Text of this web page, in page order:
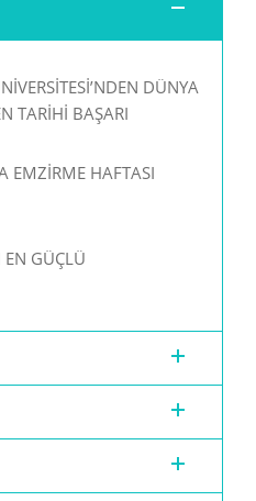
DÜNYA
TARİHİ BAŞARI
EMZİRME HAFTASI
GÜÇLÜ